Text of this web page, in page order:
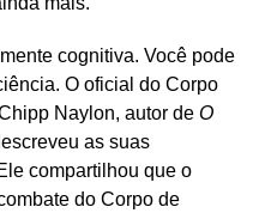
cognitiva. Você pode
O oficial do Corpo
Naylon, autor de O
as suas
compartilhou que o
do Corpo de